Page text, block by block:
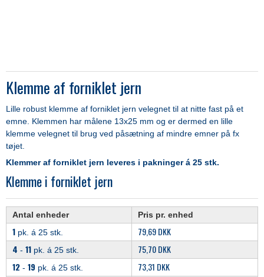
Klemme af forniklet jern
Lille robust klemme af forniklet jern velegnet til at nitte fast på et
emne. Klemmen har målene 13x25 mm og er dermed en lille
klemme velegnet til brug ved påsætning af mindre emner på fx
tøjet.
Klemmer af forniklet jern leveres i pakninger á 25 stk.
Klemme i forniklet jern
Antal enheder Pris pr. enhed
1 pk. á 25 stk.
79,69 DKK
4 - 11 pk. á 25 stk.
75,70 DKK
12 - 19 pk. á 25 stk.
73,31 DKK